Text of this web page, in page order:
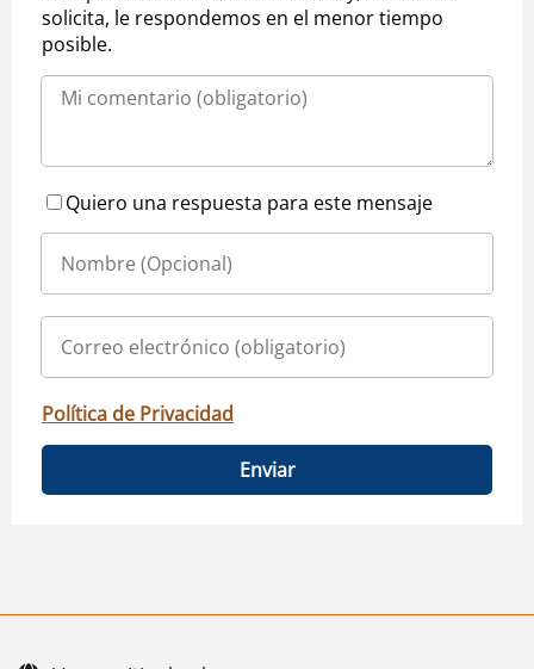
solicita, le respondemos en el menor tiempo
posible.
Quiero una respuesta para este mensaje
Política de Privacidad
Enviar